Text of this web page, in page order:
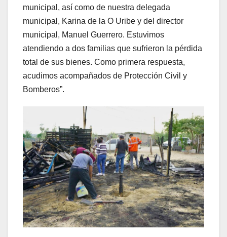
municipal, así como de nuestra delegada
municipal, Karina de la O Uribe y del director
municipal, Manuel Guerrero. Estuvimos
atendiendo a dos familias que sufrieron la pérdida
total de sus bienes. Como primera respuesta,
acudimos acompañados de Protección Civil y
Bomberos”.